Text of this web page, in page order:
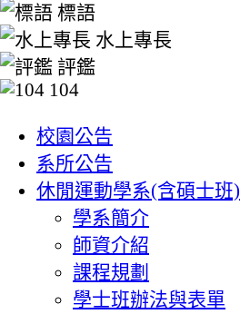
標語
水上專長
評鑑
104
校園公告
系所公告
休閒運動學系(含碩士班)
學系簡介
師資介紹
課程規劃
學士班辦法與表單